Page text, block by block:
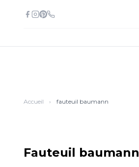
Accueil › fauteuil baumann
Fauteuil baumann